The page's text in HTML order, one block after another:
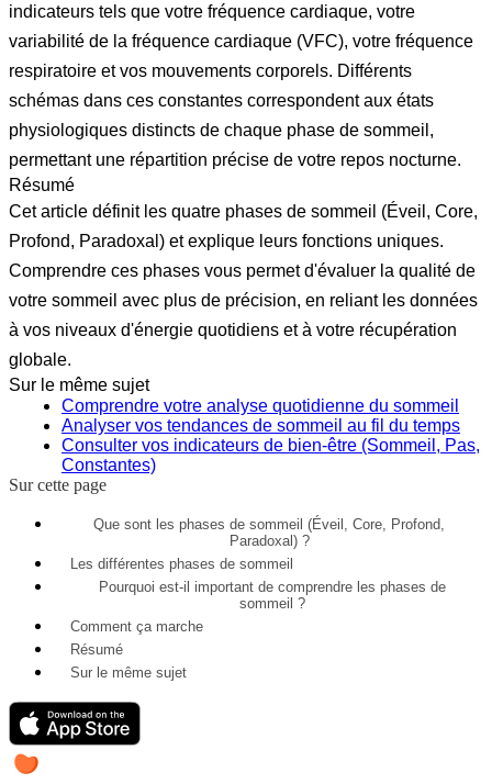
indicateurs tels que votre fréquence cardiaque, votre
variabilité de la fréquence cardiaque (VFC), votre fréquence
respiratoire et vos mouvements corporels. Différents
schémas dans ces constantes correspondent aux états
physiologiques distincts de chaque phase de sommeil,
permettant une répartition précise de votre repos nocturne.
Résumé
Cet article définit les quatre phases de sommeil (Éveil, Core,
Profond, Paradoxal) et explique leurs fonctions uniques.
Comprendre ces phases vous permet d'évaluer la qualité de
votre sommeil avec plus de précision, en reliant les données
à vos niveaux d'énergie quotidiens et à votre récupération
globale.
Sur le même sujet
Comprendre votre analyse quotidienne du sommeil
Analyser vos tendances de sommeil au fil du temps
Consulter vos indicateurs de bien-être (Sommeil, Pas,
Constantes)
Sur cette page
Que sont les phases de sommeil (Éveil, Core, Profond,
Paradoxal) ?
Les différentes phases de sommeil
Pourquoi est-il important de comprendre les phases de
sommeil ?
Comment ça marche
Résumé
Sur le même sujet